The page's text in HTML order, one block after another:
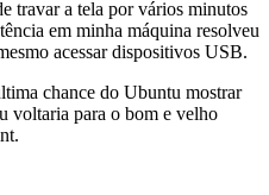
travar a tela por vários minutos
em minha máquina resolveu
acessar dispositivos USB.
chance do Ubuntu mostrar
voltaria para o bom e velho